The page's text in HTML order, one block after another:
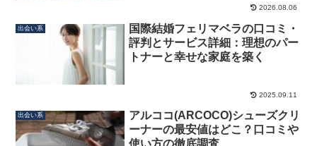
2026.08.06
出会い系
国際結婚フェリマベラの口コミ・
評判とサービス詳細：理想のパー
トナーと幸せな家庭を築く
2025.09.11
出会い系
アルココ(ARCOCO)シューズクリ
ーナーの最安値はどこ？口コミや